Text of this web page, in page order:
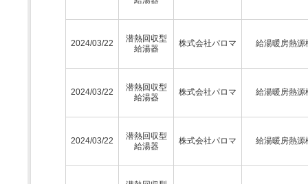
2024/03/22
潜熱回収型
給湯器
株式会社パロマ 給湯暖房熱源
2024/03/22
潜熱回収型
給湯器
株式会社パロマ 給湯暖房熱源
2024/03/22
潜熱回収型
給湯器
株式会社パロマ 給湯暖房熱源